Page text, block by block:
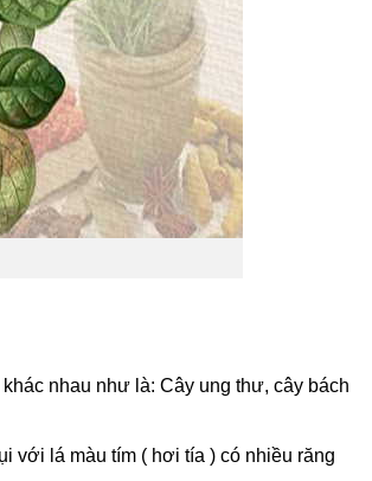
nhau như là: Cây ung thư, cây bách
với lá màu tím ( hơi tía ) có nhiều răng